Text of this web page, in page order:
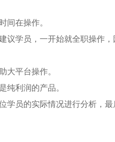
间在操作。
议学员，一开始就全职操作
大平台操作。
纯利润的产品。
员的实际情况进行分析，